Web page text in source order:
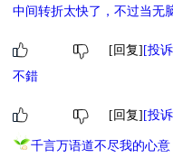
中间转折太快了，不过当无
[回复] [投
不錯
[回复] [投
千言万语道不尽我的心